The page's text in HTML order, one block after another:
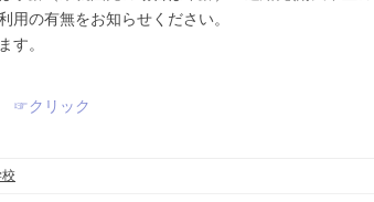
の有無をお知らせください。
す。
☞クリック